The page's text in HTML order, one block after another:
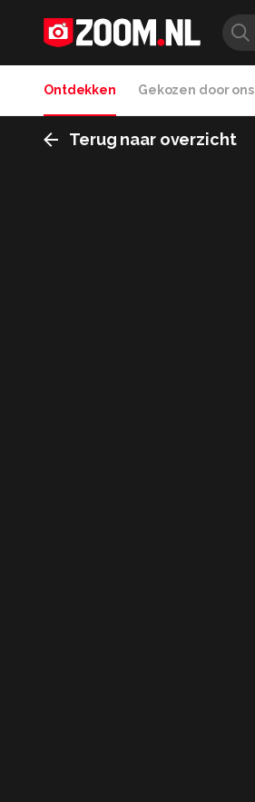
Ontdekken Gekozen door ons
Terug naar overzicht